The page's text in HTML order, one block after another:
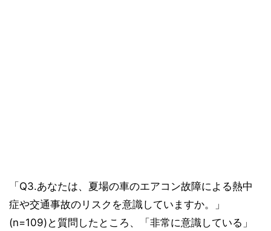
「Q3.あなたは、夏場の車のエアコン故障による熱中
症や交通事故のリスクを意識していますか。」
(n=109)と質問したところ、「非常に意識している」